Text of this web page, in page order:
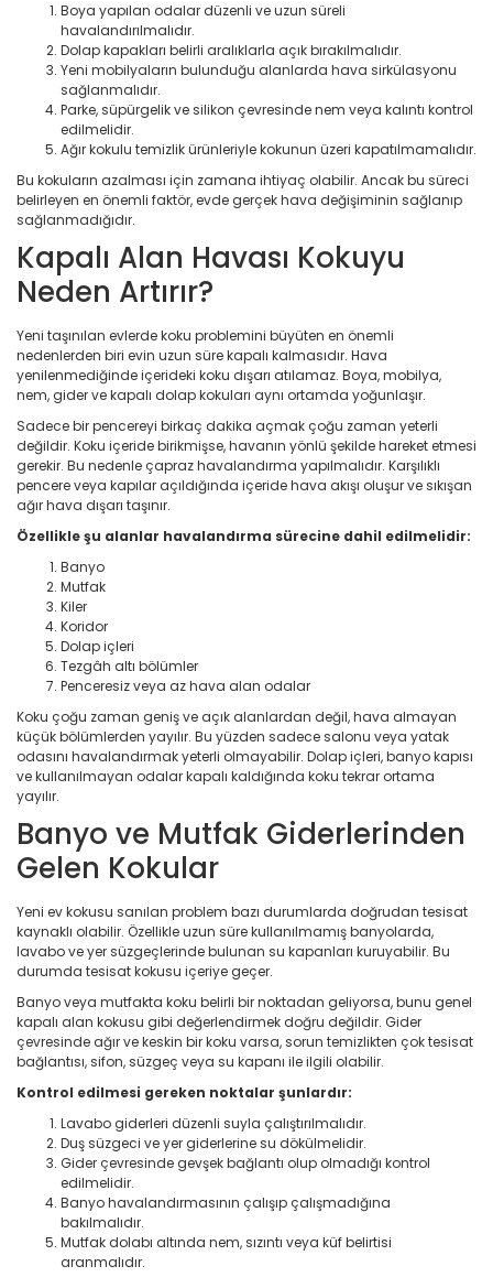
Boya yapılan odalar düzenli ve uzun süreli
havalandırılmalıdır.
Dolap kapakları belirli aralıklarla açık bırakılmalıdır.
Yeni mobilyaların bulunduğu alanlarda hava sirkülasyonu
sağlanmalıdır.
Parke, süpürgelik ve silikon çevresinde nem veya kalıntı kontrol
edilmelidir.
Ağır kokulu temizlik ürünleriyle kokunun üzeri kapatılmamalıdır.
Bu kokuların azalması için zamana ihtiyaç olabilir. Ancak bu süreci
belirleyen en önemli faktör, evde gerçek hava değişiminin sağlanıp
sağlanmadığıdır.
Kapalı Alan Havası Kokuyu
Neden Artırır?
Yeni taşınılan evlerde koku problemini büyüten en önemli
nedenlerden biri evin uzun süre kapalı kalmasıdır. Hava
yenilenmediğinde içerideki koku dışarı atılamaz. Boya, mobilya,
nem, gider ve kapalı dolap kokuları aynı ortamda yoğunlaşır.
Sadece bir pencereyi birkaç dakika açmak çoğu zaman yeterli
değildir. Koku içeride birikmişse, havanın yönlü şekilde hareket etmesi
gerekir. Bu nedenle çapraz havalandırma yapılmalıdır. Karşılıklı
pencere veya kapılar açıldığında içeride hava akışı oluşur ve sıkışan
ağır hava dışarı taşınır.
Özellikle şu alanlar havalandırma sürecine dahil edilmelidir:
Banyo
Mutfak
Kiler
Koridor
Dolap içleri
Tezgâh altı bölümler
Penceresiz veya az hava alan odalar
Koku çoğu zaman geniş ve açık alanlardan değil, hava almayan
küçük bölümlerden yayılır. Bu yüzden sadece salonu veya yatak
odasını havalandırmak yeterli olmayabilir. Dolap içleri, banyo kapısı
ve kullanılmayan odalar kapalı kaldığında koku tekrar ortama
yayılır.
Banyo ve Mutfak Giderlerinden
Gelen Kokular
Yeni ev kokusu sanılan problem bazı durumlarda doğrudan tesisat
kaynaklı olabilir. Özellikle uzun süre kullanılmamış banyolarda,
lavabo ve yer süzgeçlerinde bulunan su kapanları kuruyabilir. Bu
durumda tesisat kokusu içeriye geçer.
Banyo veya mutfakta koku belirli bir noktadan geliyorsa, bunu genel
kapalı alan kokusu gibi değerlendirmek doğru değildir. Gider
çevresinde ağır ve keskin bir koku varsa, sorun temizlikten çok tesisat
bağlantısı, sifon, süzgeç veya su kapanı ile ilgili olabilir.
Kontrol edilmesi gereken noktalar şunlardır:
Lavabo giderleri düzenli suyla çalıştırılmalıdır.
Duş süzgeci ve yer giderlerine su dökülmelidir.
Gider çevresinde gevşek bağlantı olup olmadığı kontrol
edilmelidir.
Banyo havalandırmasının çalışıp çalışmadığına
bakılmalıdır.
Mutfak dolabı altında nem, sızıntı veya küf belirtisi
aranmalıdır.